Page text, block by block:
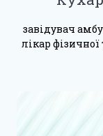
завідувач
лікар